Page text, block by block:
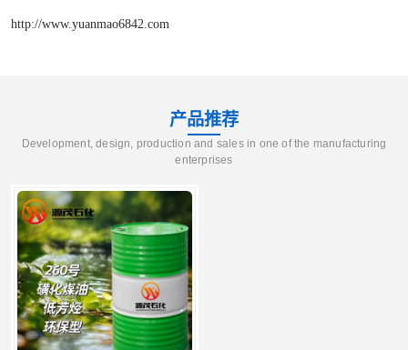
http://www.yuanmao6842.com
产品推荐
Development, design, production and sales in one of the manufacturing
enterprises